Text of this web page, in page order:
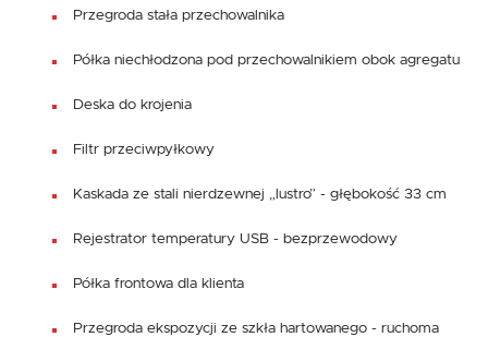
Przegroda stała przechowalnika
Półka niechłodzona pod przechowalnikiem obok agregatu
Deska do krojenia
Filtr przeciwpyłkowy
Kaskada ze stali nierdzewnej „lustro” - głębokość 33 cm
Rejestrator temperatury USB - bezprzewodowy
Półka frontowa dla klienta
Przegroda ekspozycji ze szkła hartowanego - ruchoma